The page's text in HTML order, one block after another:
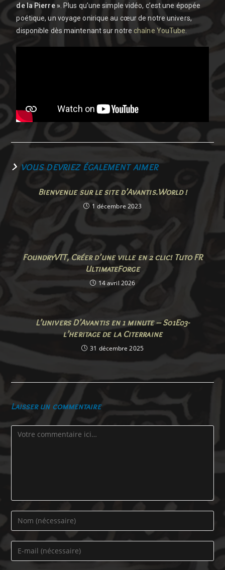
de la Pierre ». Plus qu’une simple vidéo, c’est une épopée
poétique, un voyage onirique au cœur de notre univers,
disponible dès maintenant sur notrechaîne YouTube.
VOUS DEVRIEZ ÉGALEMENT AIMER
Bienvenue sur le site d’Avantis.World !
1 décembre 2023
FoundryVTT, Créer d’une ville en 2 clic! Tuto FR
UltimateForge
14 avril 2026
L’univers D’Avantis en 1 minute – S01E03-
l’heritage de la Citerraine
31 décembre 2025
Laisser un commentaire